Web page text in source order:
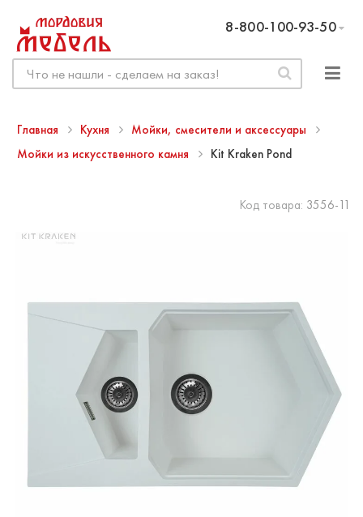
8-800-100-93-50
Главная Кухня
Мойки, смесители и аксессуары
Мойки из искусственного камня
Kit Kraken Pond
Код товара: 3556-11